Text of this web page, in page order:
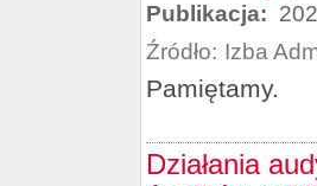
Publikacja:
Źródło: Izba
Pamiętamy.
Działania